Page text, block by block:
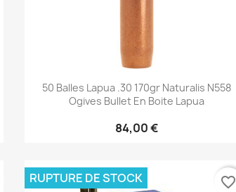
Aperçu rapide
50 Balles Lapua .30 170gr Naturalis N558
Ogives Bullet En Boite Lapua
84,00 €
RUPTURE DE STOCK favorite_border